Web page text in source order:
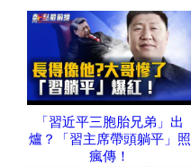
「習近平三胞胎兄弟」出
爐？「習主席帶頭躺平」照
瘋傳！